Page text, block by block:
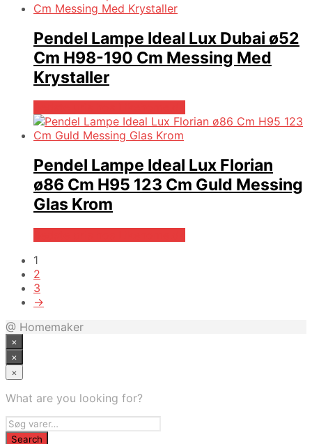
Pendel Lampe Ideal Lux Dubai ø52
Cm H98-190 Cm Messing Med
Krystaller
Pendel Lampe Ideal Lux Florian
ø86 Cm H95 123 Cm Guld Messing
Glas Krom
1
2
3
→
@ Homemaker
×
×
×
What are you looking for?